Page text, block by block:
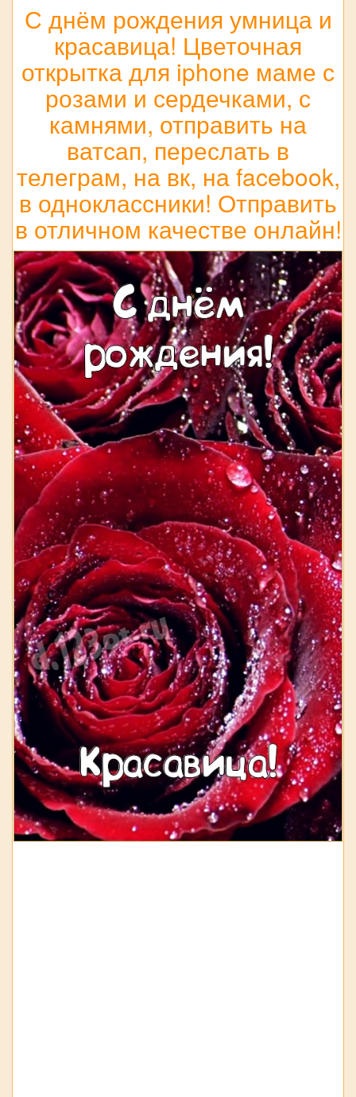
С днём рождения умница и
красавица! Цветочная
открытка для iphone маме с
розами и сердечками, с
камнями, отправить на
ватсап, переслать в
телеграм, на вк, на facebook,
в одноклассники! Отправить
в отличном качестве онлайн!